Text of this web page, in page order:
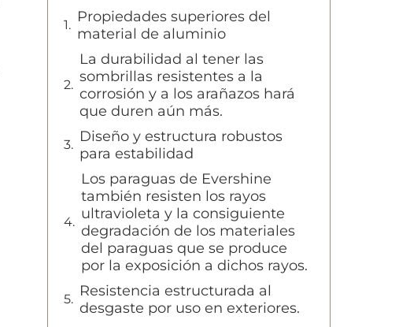
Propiedades superiores del
material de aluminio
La durabilidad al tener las
sombrillas resistentes a la
corrosión y a los arañazos hará
que duren aún más.
Diseño y estructura robustos
para estabilidad
Los paraguas de Evershine
también resisten los rayos
ultravioleta y la consiguiente
degradación de los materiales
del paraguas que se produce
por la exposición a dichos rayos.
Resistencia estructurada al
desgaste por uso en exteriores.